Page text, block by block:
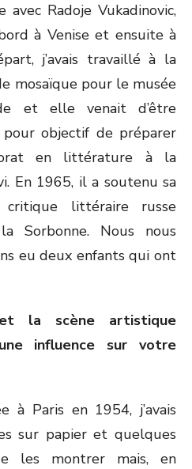
Radoje Vukadinovic,
à Venise et ensuite à
j’avais travaillé à la
mosaïque pour le musée
et elle venait d’être
pour objectif de préparer
en littérature à la
En 1965, il a soutenu sa
critique littéraire russe
Sorbonne. Nous nous
eu deux enfants qui ont
la scène artistique
influence sur votre
à Paris en 1954, j’avais
sur papier et quelques
les montrer mais, en